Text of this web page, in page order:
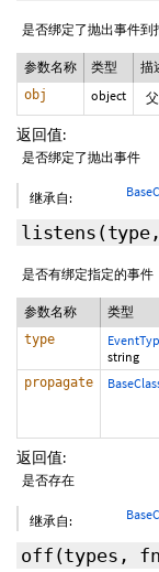
是否绑定了抛出事件到
参数名称 类型 描
obj object
返回值:
是否绑定了抛出事件
继承自:
listens
是否有绑定指定的事件
参数名称 类型
type
string
propagate
返回值:
是否存在
继承自:
off (types , fn